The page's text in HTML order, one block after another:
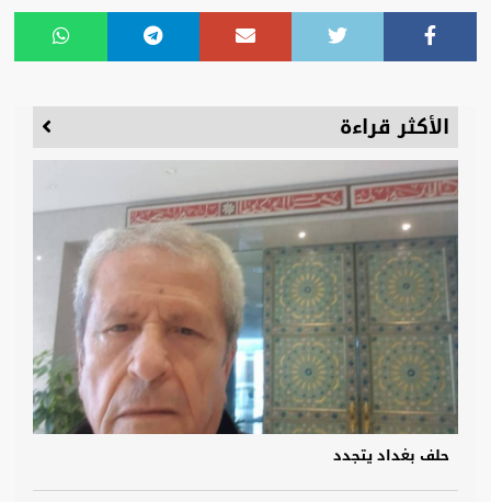
الأكثر قراءة
حلف بغداد يتجدد